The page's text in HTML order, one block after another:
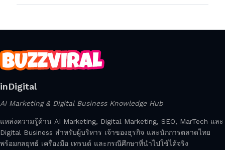
inDigital
AI Marketing & Digital Business Knowledge Hub
แหล่งความรู้ด้าน AI Marketing, Digital Marketing, SEO, MarTech และ
Digital Business สำหรับผู้บริหาร เจ้าของธุรกิจ และนักการตลาดไทย
พร้อมกลยุทธ์ เครื่องมือ เทรนด์ และกรณีศึกษาที่นำไปใช้ได้จริง